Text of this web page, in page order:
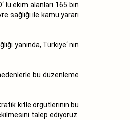
lu ekim alanları 165 bin
sağlığı ile kamu yararı
yanında, Türkiye‘ nin
bu düzenleme
kitle örgütlerinin bu
talep ediyoruz.